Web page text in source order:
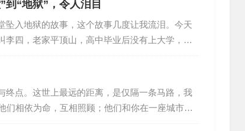
；我们虽然不能改变自己的命运，但可以改变面
生，可以宽容大度的处世；换种心态看人生，可
“地狱”，令人泪目
坠入地狱的故事，这个故事几度让我流泪。今天
四，老家平顶山，高中毕业后没有上大学，跟
年的学习，我的技术算是一名三流的厨师水平。
作就是炒热菜、拌凉菜和大盘鸡。饭店面积也
比较累，但老板一个月给我6500元的工资，整体
专毕业之前在一个小区的楼下私人培训班里当
终点。这世上最远的距离，是仅隔一条马路，我
们相依为命，互相照顾；他们和你在一座城市，
的小区，你在马路那边的高楼……如是，人到中